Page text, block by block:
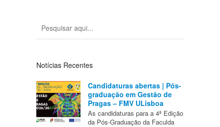
Notícias Recentes
Candidaturas abertas | Pós-
graduação em Gestão de
Pragas – FMV ULisboa
As candidaturas para a 4ª Edição
da Pós-Graduação da Faculda